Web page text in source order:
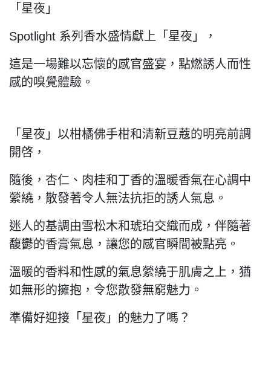
「星夜」
Spotlight 系列香水盛情獻上「星夜」，
這是一場難以忘懷的感官盛宴，點燃誘人而性
感的嗅覺體驗。
「星夜」以柑橘佛手柑和清新豆蔻的明亮前調
開啓，
隨後，杏仁、肉桂和丁香的溫暖香氣在心調中
縈繞，散發著令人無法抗拒的誘人氣息。
迷人的基調由雪松木和琥珀交織而成，伴隨著
馥鬱的香膏氣息，讓您的感官瞬間被點亮。
溫暖的香料和性感的氣息縈繞于肌膚之上，猶
如無形的擁抱，令您散發無窮魅力。
準備好迎接「星夜」的魅力了嗎？